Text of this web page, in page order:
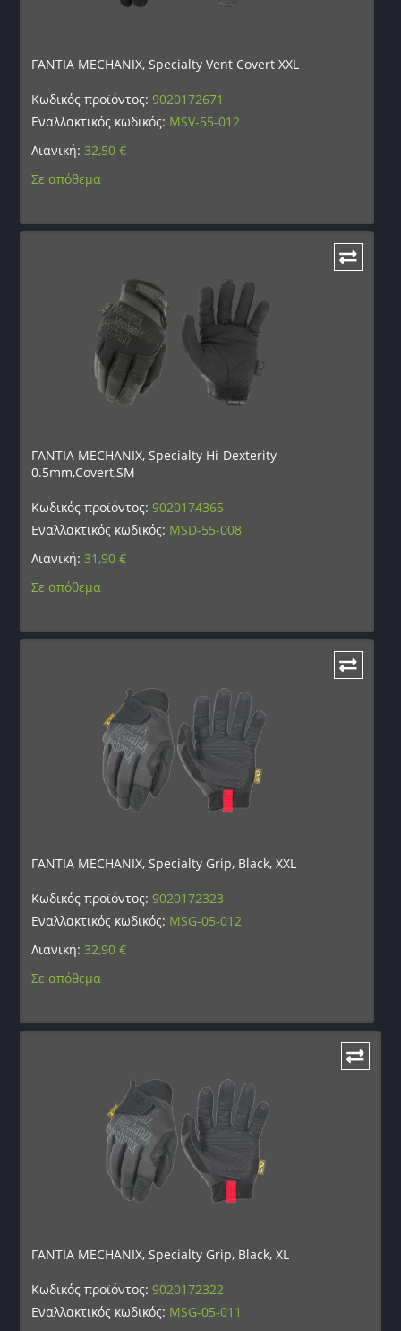
ΓΑΝΤΙΑ MECHANIX, Specialty Vent Covert XXL
Κωδικός προϊόντος:9020172671
Εναλλακτικός κωδικός: MSV-55-012
Λιανική: 32,50€
Σε απόθεμα
ΓΑΝΤΙΑ MECHANIX, Specialty Hi-Dexterity
0.5mm,Covert,SM
Κωδικός προϊόντος:9020174365
Εναλλακτικός κωδικός: MSD-55-008
Λιανική: 31,90€
Σε απόθεμα
ΓΑΝΤΙΑ MECHANIX, Specialty Grip, Black, XXL
Κωδικός προϊόντος:9020172323
Εναλλακτικός κωδικός: MSG-05-012
Λιανική: 32,90€
Σε απόθεμα
ΓΑΝΤΙΑ MECHANIX, Specialty Grip, Black, XL
Κωδικός προϊόντος:9020172322
Εναλλακτικός κωδικός: MSG-05-011